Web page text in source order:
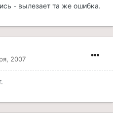
- вылезает та же ошибка.
2007